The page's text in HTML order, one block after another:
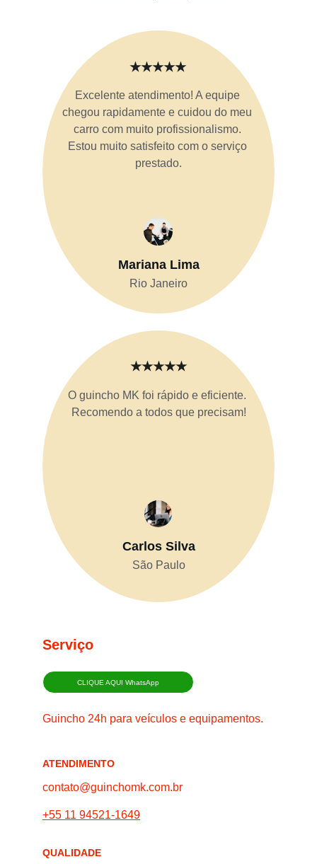
O guincho MK foi rápido e eficiente.
Recomendo a todos que precisam!
Carlos Silva
São Paulo
Excelente atendimento! A equipe
chegou rapidamente e cuidou do meu
carro com muito profissionalismo.
Estou muito satisfeito com o serviço
prestado.
Mariana Lima
Rio Janeiro
★★★★★
★★★★★
Serviço
Guincho 24h para veículos e equipamentos.
ATENDIMENTO
QUALIDADE
contato@guinchomk.com.br
+55 11 94521-1649
CLIQUE AQUI WhatsApp